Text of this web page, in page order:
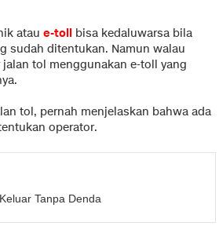
atau e-toll bisa kedaluwarsa bila
sudah ditentukan. Namun walau
tol menggunakan e-toll yang
tol, pernah menjelaskan bahwa ada
operator.
Tanpa Denda